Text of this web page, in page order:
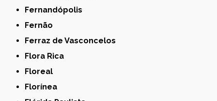
Fernandópolis
Fernão
Ferraz de Vasconcelos
Flora Rica
Floreal
Florínea